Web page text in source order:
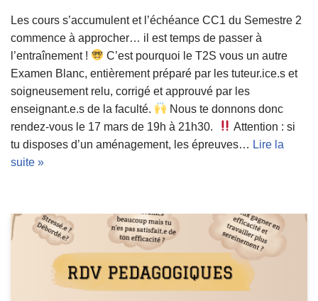
Les cours s’accumulent et l’échéance CC1 du Semestre 2
commence à approcher… il est temps de passer à
l’entraînement !
C’est pourquoi le T2S vous un autre
Examen Blanc, entièrement préparé par les tuteur.ice.s et
soigneusement relu, corrigé et approuvé par les
enseignant.e.s de la faculté.
Nous te donnons donc
rendez-vous le 17 mars de 19h à 21h30.
Attention : si
tu disposes d’un aménagement, les épreuves… Lire la
suite »